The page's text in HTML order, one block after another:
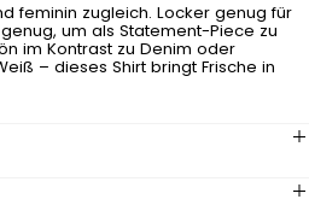
feminin zugleich. Locker genug für
um als Statement-Piece zu
im Kontrast zu Denim oder
– dieses Shirt bringt Frische in